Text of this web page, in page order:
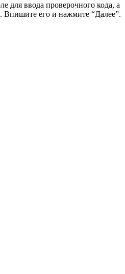
для ввода проверочного кода, а
его и нажмите “Далее”.